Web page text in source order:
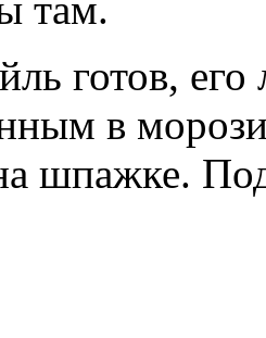
готов,
в
шпажке.